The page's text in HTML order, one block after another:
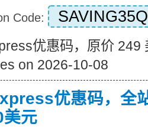
Code: SAVING35Q
优惠码，原价 249
on 2026-10-08
优惠码，全
美元